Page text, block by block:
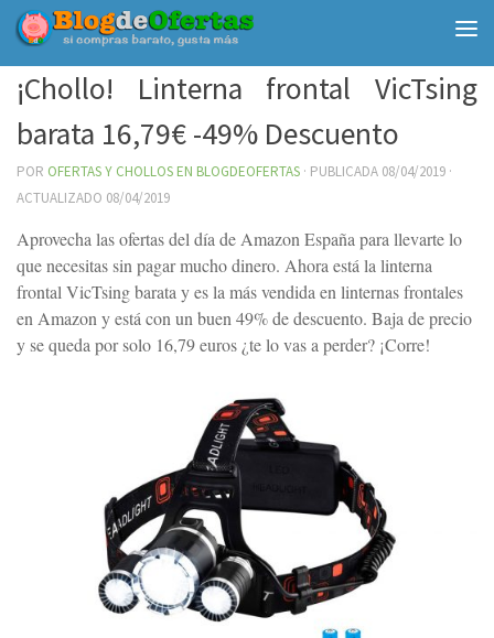
Debajo del contenido
¡Chollo! Linterna frontal VicTsing
barata 16,79€ -49% Descuento
POR OFERTAS Y CHOLLOS EN BLOGDEOFERTAS · PUBLICADA 08/04/2019 ·
ACTUALIZADO 08/04/2019
Aprovecha las ofertas del día de Amazon España para llevarte lo
que necesitas sin pagar mucho dinero. Ahora está la linterna
frontal VicTsing barata y es la más vendida en linternas frontales
en Amazon y está con un buen 49% de descuento. Baja de precio
y se queda por solo 16,79 euros ¿te lo vas a perder? ¡Corre!